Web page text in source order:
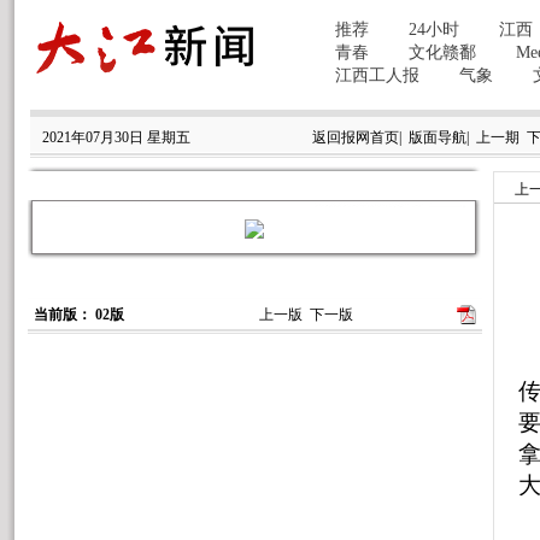
2021年07月30日 星期五 返回报网首页| 版面导航| 上一期
当前版： 02版 上一版 下一版
上